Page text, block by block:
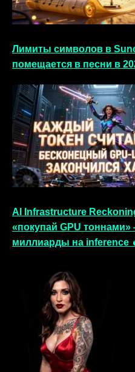
Лимиты символов в
помещается в песни в
AI Infrastructure
«покупай GPU
миллиарды на inference